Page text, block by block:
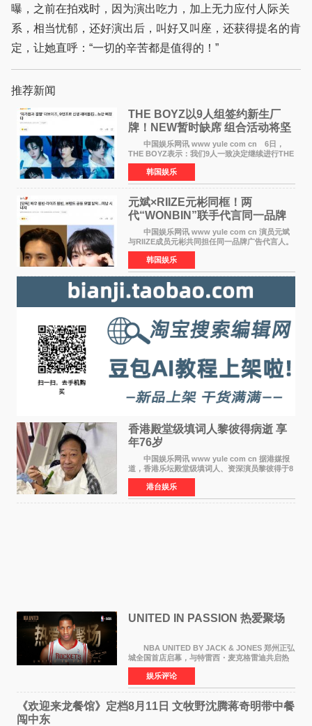
曝，之前在拍戏时，因为演出吃力，加上无力应付人际关
系，相当忧郁，还好演出后，叫好又叫座，还获得提名的肯
定，让她直呼：“一切的辛苦都是值得的！”
推荐新闻
THE BOYZ以9人组签约新生厂
牌！NEW暂时缺席 组合活动将坚
定不移继续
中国娱乐网讯 www yule com cn 6日，
THE BOYZ表示：我们9人一致决定继续进行THE
BOYZ组合活动，并且已经完成了组合团体活动
签约。目前正在新生厂牌下进行活动准备。尚未
离开THE BOYZ原所
韩国娱乐
元斌×RIIZE元彬同框！两
代“WONBIN”联手代言同一品牌
颜值天花板合体
中国娱乐网讯 www yule com cn 演员元斌
与RIIZE成员元彬共同担任同一品牌广告代言人。
6日据独家报道，继演员元斌之后，RIIZE元彬最
近也被选为某在线中介平台A公司的共同广告代言
人，两人将作
韩国娱乐
香港殿堂级填词人黎彼得病逝 享
年76岁​
中国娱乐网讯 www yule com cn 据港媒报
道，香港乐坛殿堂级填词人、资深演员黎彼得于8
月5日上午因病离世，终年76岁。好友钟志光透
露，黎彼得今年3月中风后便卧床休养，身体机能
持续衰退，最
港台娱乐
UNITED IN PASSION 热爱聚场
NBA UNITED BY JACK & JONES 郑州正弘
城全国首店启幕，与特雷西・麦克格雷迪共启热
爱 2026 年7 月21 日，
NBAUNITEDBYJACK&JONES 全国首店，于郑
州正弘城正式启幕。NBA 传奇球星
娱乐评论
《欢迎来龙餐馆》定档8月11日 文牧野沈腾蒋奇明带中餐
闯中东